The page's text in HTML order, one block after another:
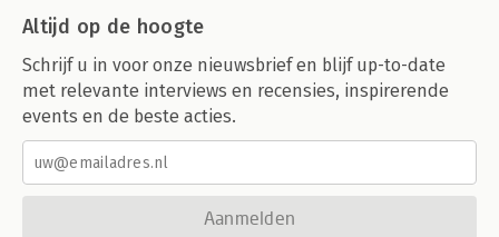
Altijd op de hoogte
Schrijf u in voor onze nieuwsbrief en blijf up-to-date
met relevante interviews en recensies, inspirerende
events en de beste acties.
Aanmelden